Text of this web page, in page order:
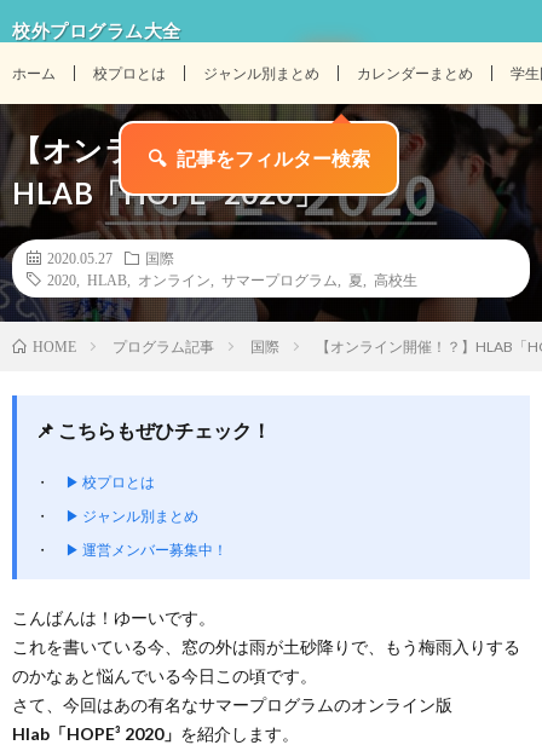
校外プログラム大全
ホーム 校プロとは ジャンル別まとめ カレンダーまとめ 学
【オンライン開催！？】
HLAB「HOPE³ 2020」
2020.05.27
国際
2020
HLAB オンライン サマープログラム 夏 高校生
HOME プログラム記事 国際 【オンライン開催！？】HLAB「
📌 こちらもぜひチェック！
▶ 校プロとは
▶ ジャンル別まとめ
▶ 運営メンバー募集中！
こんばんは！ゆーいです。
これを書いている今、窓の外は雨が土砂降りで、もう梅雨入りする
のかなぁと悩んでいる今日この頃です。
さて、今回はあの有名なサマープログラムのオンライン版
Hlab「HOPE³ 2020」 を紹介します。